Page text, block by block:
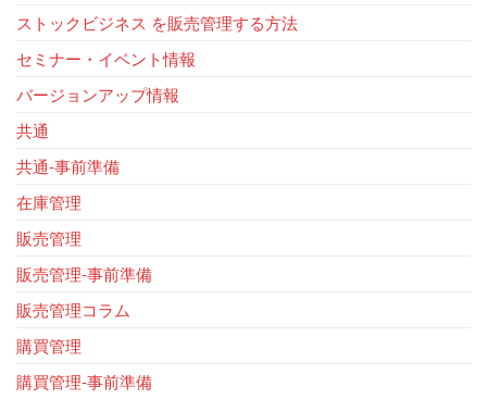
ストックビジネス を販売管理する方法
セミナー・イベント情報
バージョンアップ情報
共通
共通-事前準備
在庫管理
販売管理
販売管理-事前準備
販売管理コラム
購買管理
購買管理-事前準備